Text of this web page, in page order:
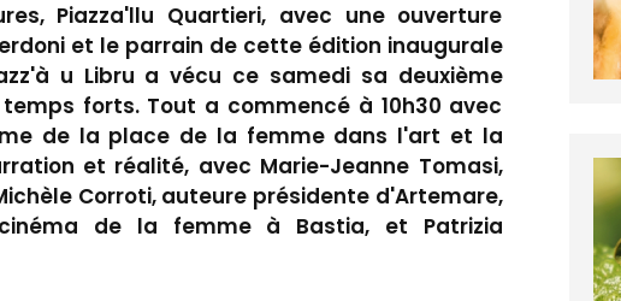
Piazza'llu Quartieri, avec une ouverture
et le parrain de cette édition inaugurale
u Libru a vécu ce samedi sa deuxième
forts. Tout a commencé à 10h30 avec
de la place de la femme dans l'art et la
et réalité, avec Marie-Jeanne Tomasi,
Corroti, auteure présidente d'Artemare,
de la femme à Bastia, et Patrizia